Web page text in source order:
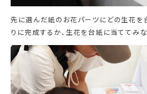
先に選んだ紙のお花パーツにどの生花を
りに完成するか、生花を台紙に当ててみな